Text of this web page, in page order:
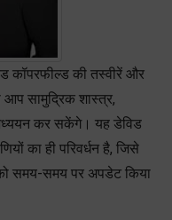
कॉपरफील्ड की तस्वीरें और
सामुद्रिक शास्त्र,
कर सकेंगे। यह डेविड
का ही परिवर्धन है, जिसे
समय-समय पर अपडेट किया